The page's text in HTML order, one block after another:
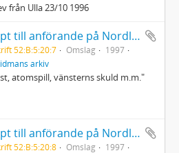
från Ulla 23/10 1996
Manuskript till anförande på Nordlitt i Skellefteå
52:B:5:20:7 Omslag
1997
arkiv
atomspill, vänsterns skuld m.m."
Manuskript till anförande på Nordlitt
52:B:5:20:8 Omslag
1997